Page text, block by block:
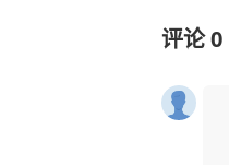
评论0